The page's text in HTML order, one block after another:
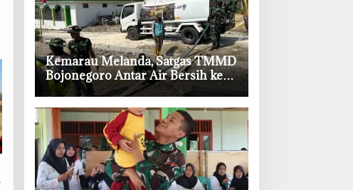
‎Kemarau Melanda, Satgas TMMD
Bojonegoro Antar Air Bersih ke
Rumah Warga